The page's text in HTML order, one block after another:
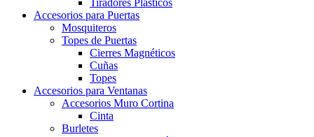
Tiradores Plásticos
Accesorios para Puertas
Mosquiteros
Topes de Puertas
Cierres Magnéticos
Cuñas
Topes
Accesorios para Ventanas
Accesorios Muro Cortina
Cinta
Burletes